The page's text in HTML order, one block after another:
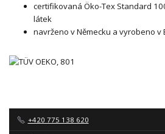
certifikovaná Öko-Tex Standard
látek
navrženo v Německu a vyrobeno v
+420 775 138 620